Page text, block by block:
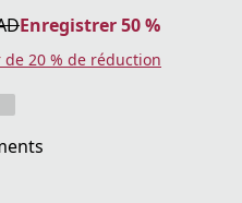
Enregistrer 50 %
20 % de réduction